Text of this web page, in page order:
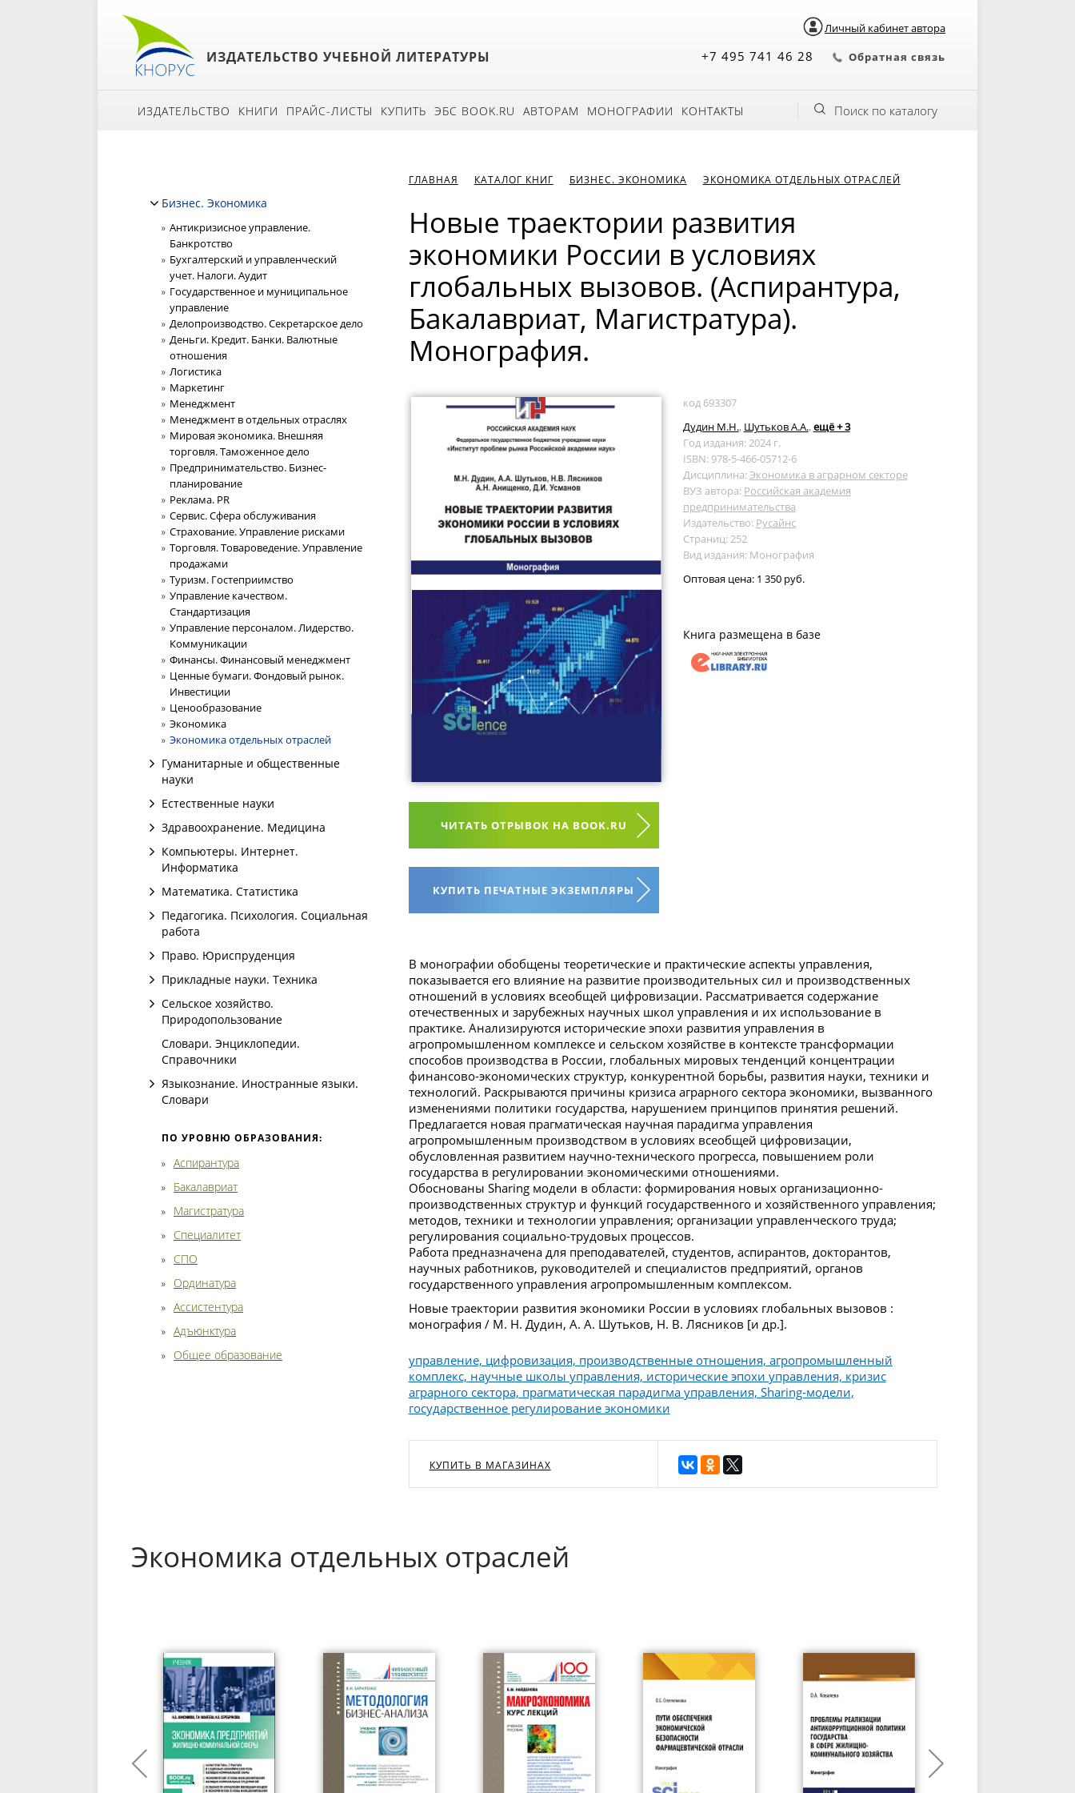
Личный кабинет автора
ИЗДАТЕЛЬСТВО УЧЕБНОЙ ЛИТЕРАТУРЫ +7 495 741 46 28 Обратная связь
ИЗДАТЕЛЬСТВО КНИГИ ПРАЙС-ЛИСТЫ КУПИТЬ ЭБС BOOK.RU АВТОРАМ МОНОГРАФИИ КОНТАКТЫ Поиск по каталогу
Бизнес. Экономика
Антикризисное управление.
Банкротство
Бухгалтерский и управленческий
учет. Налоги. Аудит
Государственное и муниципальное
управление
Делопроизводство. Секретарское дело
Деньги. Кредит. Банки. Валютные
отношения
Логистика
Маркетинг
Менеджмент
Менеджмент в отдельных отраслях
Мировая экономика. Внешняя
торговля. Таможенное дело
Предпринимательство. Бизнес-
планирование
Реклама. PR
Сервис. Сфера обслуживания
Страхование. Управление рисками
Торговля. Товароведение. Управление
продажами
Туризм. Гостеприимство
Управление качеством.
Стандартизация
Управление персоналом. Лидерство.
Коммуникации
Финансы. Финансовый менеджмент
Ценные бумаги. Фондовый рынок.
Инвестиции
Ценообразование
Экономика
Экономика отдельных отраслей
Гуманитарные и общественные
науки
Естественные науки
Здравоохранение. Медицина
Компьютеры. Интернет.
Информатика
Математика. Статистика
Педагогика. Психология. Социальная
работа
Право. Юриспруденция
Прикладные науки. Техника
Сельское хозяйство.
Природопользование
Словари. Энциклопедии.
Справочники
Языкознание. Иностранные языки.
Словари
ПО УРОВНЮ ОБРАЗОВАНИЯ:
Аспирантура
Бакалавриат
Магистратура
Специалитет
СПО
Ординатура
Ассистентура
Адъюнктура
Общее образование
ГЛАВНАЯ КАТАЛОГ КНИГ БИЗНЕС. ЭКОНОМИКА ЭКОНОМИКА ОТДЕЛЬНЫХ ОТРАСЛЕЙ
Новые траектории развития
экономики России в условиях
глобальных вызовов. (Аспирантура,
Бакалавриат, Магистратура).
Монография.
ЧИТАТЬ ОТРЫВОК НА BOOK.RU
КУПИТЬ ПЕЧАТНЫЕ ЭКЗЕМПЛЯРЫ
код 693307
Дудин М.Н., Шутьков А.А., ещё + 3
Год издания: 2024 г.
ISBN: 978-5-466-05712-6
Дисциплина:Экономика в аграрном секторе
ВУЗ автора: Российская академия
предпринимательства
Издательство: Русайнс
Страниц: 252
Вид издания: Монография
Оптовая цена: 1 350 руб.
Книга размещена в базе
В монографии обобщены теоретические и практические аспекты управления,
показывается его влияние на развитие производительных сил и производственных
отношений в условиях всеобщей цифровизации. Рассматривается содержание
отечественных и зарубежных научных школ управления и их использование в
практике. Анализируются исторические эпохи развития управления в
агропромышленном комплексе и сельском хозяйстве в контексте трансформации
способов производства в России, глобальных мировых тенденций концентрации
финансово-экономических структур, конкурентной борьбы, развития науки, техники и
технологий. Раскрываются причины кризиса аграрного сектора экономики, вызванного
изменениями политики государства, нарушением принципов принятия решений.
Предлагается новая прагматическая научная парадигма управления
агропромышленным производством в условиях всеобщей цифровизации,
обусловленная развитием научно-технического прогресса, повышением роли
государства в регулировании экономическими отношениями.
Обоснованы Sharing модели в области: формирования новых организационно-
производственных структур и функций государственного и хозяйственного управления;
методов, техники и технологии управления; организации управленческого труда;
регулирования социально-трудовых процессов.
Работа предназначена для преподавателей, студентов, аспирантов, докторантов,
научных работников, руководителей и специалистов предприятий, органов
государственного управления агропромышленным комплексом.
Новые траектории развития экономики России в условиях глобальных вызовов :
монография / М. Н. Дудин, А. А. Шутьков, Н. В. Лясников [и др.].
управление, цифровизация, производственные отношения, агропромышленный
комплекс, научные школы управления, исторические эпохи управления, кризис
аграрного сектора, прагматическая парадигма управления, Sharing-модели,
государственное регулирование экономики
КУПИТЬ В МАГАЗИНАХ
Экономика отдельных отраслей